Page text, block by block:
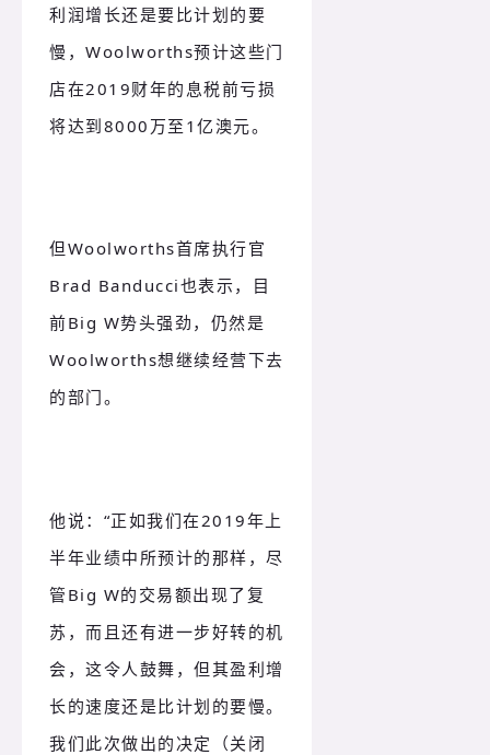
利润增长还是要比计划的要
慢，Woolworths预计这些门
店在2019财年的息税前亏损
将达到8000万至1亿澳元。
但Woolworths首席执行官
Brad Banducci也表示，目
前Big W势头强劲，仍然是
Woolworths想继续经营下去
的部门。
他说：“正如我们在2019年上
半年业绩中所预计的那样，尽
管Big W的交易额出现了复
苏，而且还有进一步好转的机
会，这令人鼓舞，但其盈利增
长的速度还是比计划的要慢。
我们此次做出的决定（关闭